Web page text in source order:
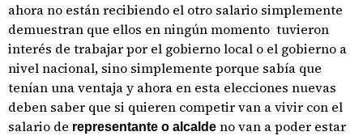
ahora no están recibiendo el otro salario simplemente
demuestran que ellos en ningún momento tuvieron
interés de trabajar por el gobierno local o el gobierno a
nivel nacional, sino simplemente porque sabía que
tenían una ventaja y ahora en esta elecciones nuevas
deben saber que si quieren competir van a vivir con el
salario de representante o alcalde no van a poder estar